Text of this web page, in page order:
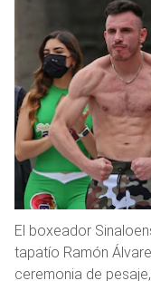
El boxeador
tapatío Ramón
ceremonia de